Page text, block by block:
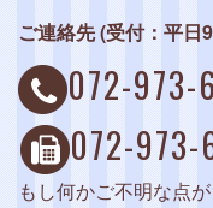
ご連絡先 (受付：平日
072-973-
072-973-
もし何かご不明な点